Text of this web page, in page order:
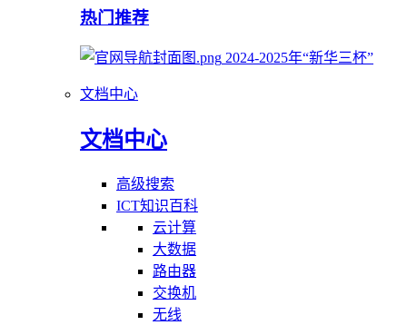
热门推荐
2024-2025年“新华三杯”
文档中心
文档中心
高级搜索
ICT知识百科
云计算
大数据
路由器
交换机
无线